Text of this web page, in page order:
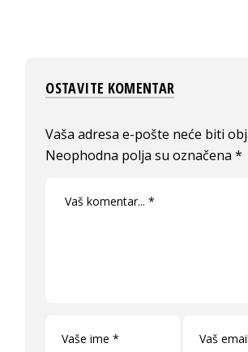
OSTAVITE KOMENTAR
Vaša adresa e-pošte neće biti
Neophodna polja su označena*